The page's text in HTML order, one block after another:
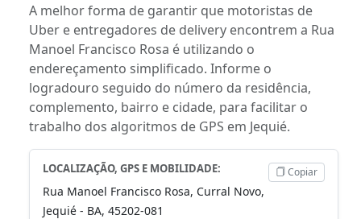
A melhor forma de garantir que motoristas de
Uber e entregadores de delivery encontrem a Rua
Manoel Francisco Rosa é utilizando o
endereçamento simplificado. Informe o
logradouro seguido do número da residência,
complemento, bairro e cidade, para facilitar o
trabalho dos algoritmos de GPS em Jequié.
LOCALIZAÇÃO, GPS E MOBILIDADE:
Rua Manoel Francisco Rosa, Curral Novo,
Jequié - BA, 45202-081
Copiar